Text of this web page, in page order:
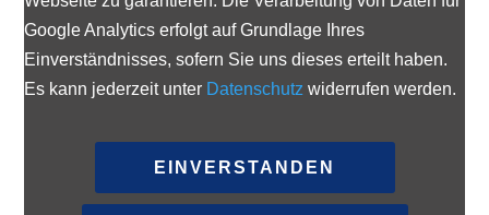
Google Analytics erfolgt auf Grundlage Ihres
Einverständnisses, sofern Sie uns dieses erteilt haben.
Es kann jederzeit unter Datenschutz widerrufen werden.
EINVERSTANDEN